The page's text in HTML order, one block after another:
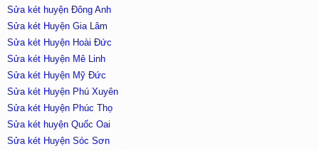
Sửa két huyện Đông Anh
Sửa két Huyện Gia Lâm
Sửa két Huyện Hoài Đức
Sửa két Huyện Mê Linh
Sửa két Huyện Mỹ Đức
Sửa két Huyện Phú Xuyên
Sửa két Huyện Phúc Thọ
Sửa két huyện Quốc Oai
Sửa két Huyện Sóc Sơn